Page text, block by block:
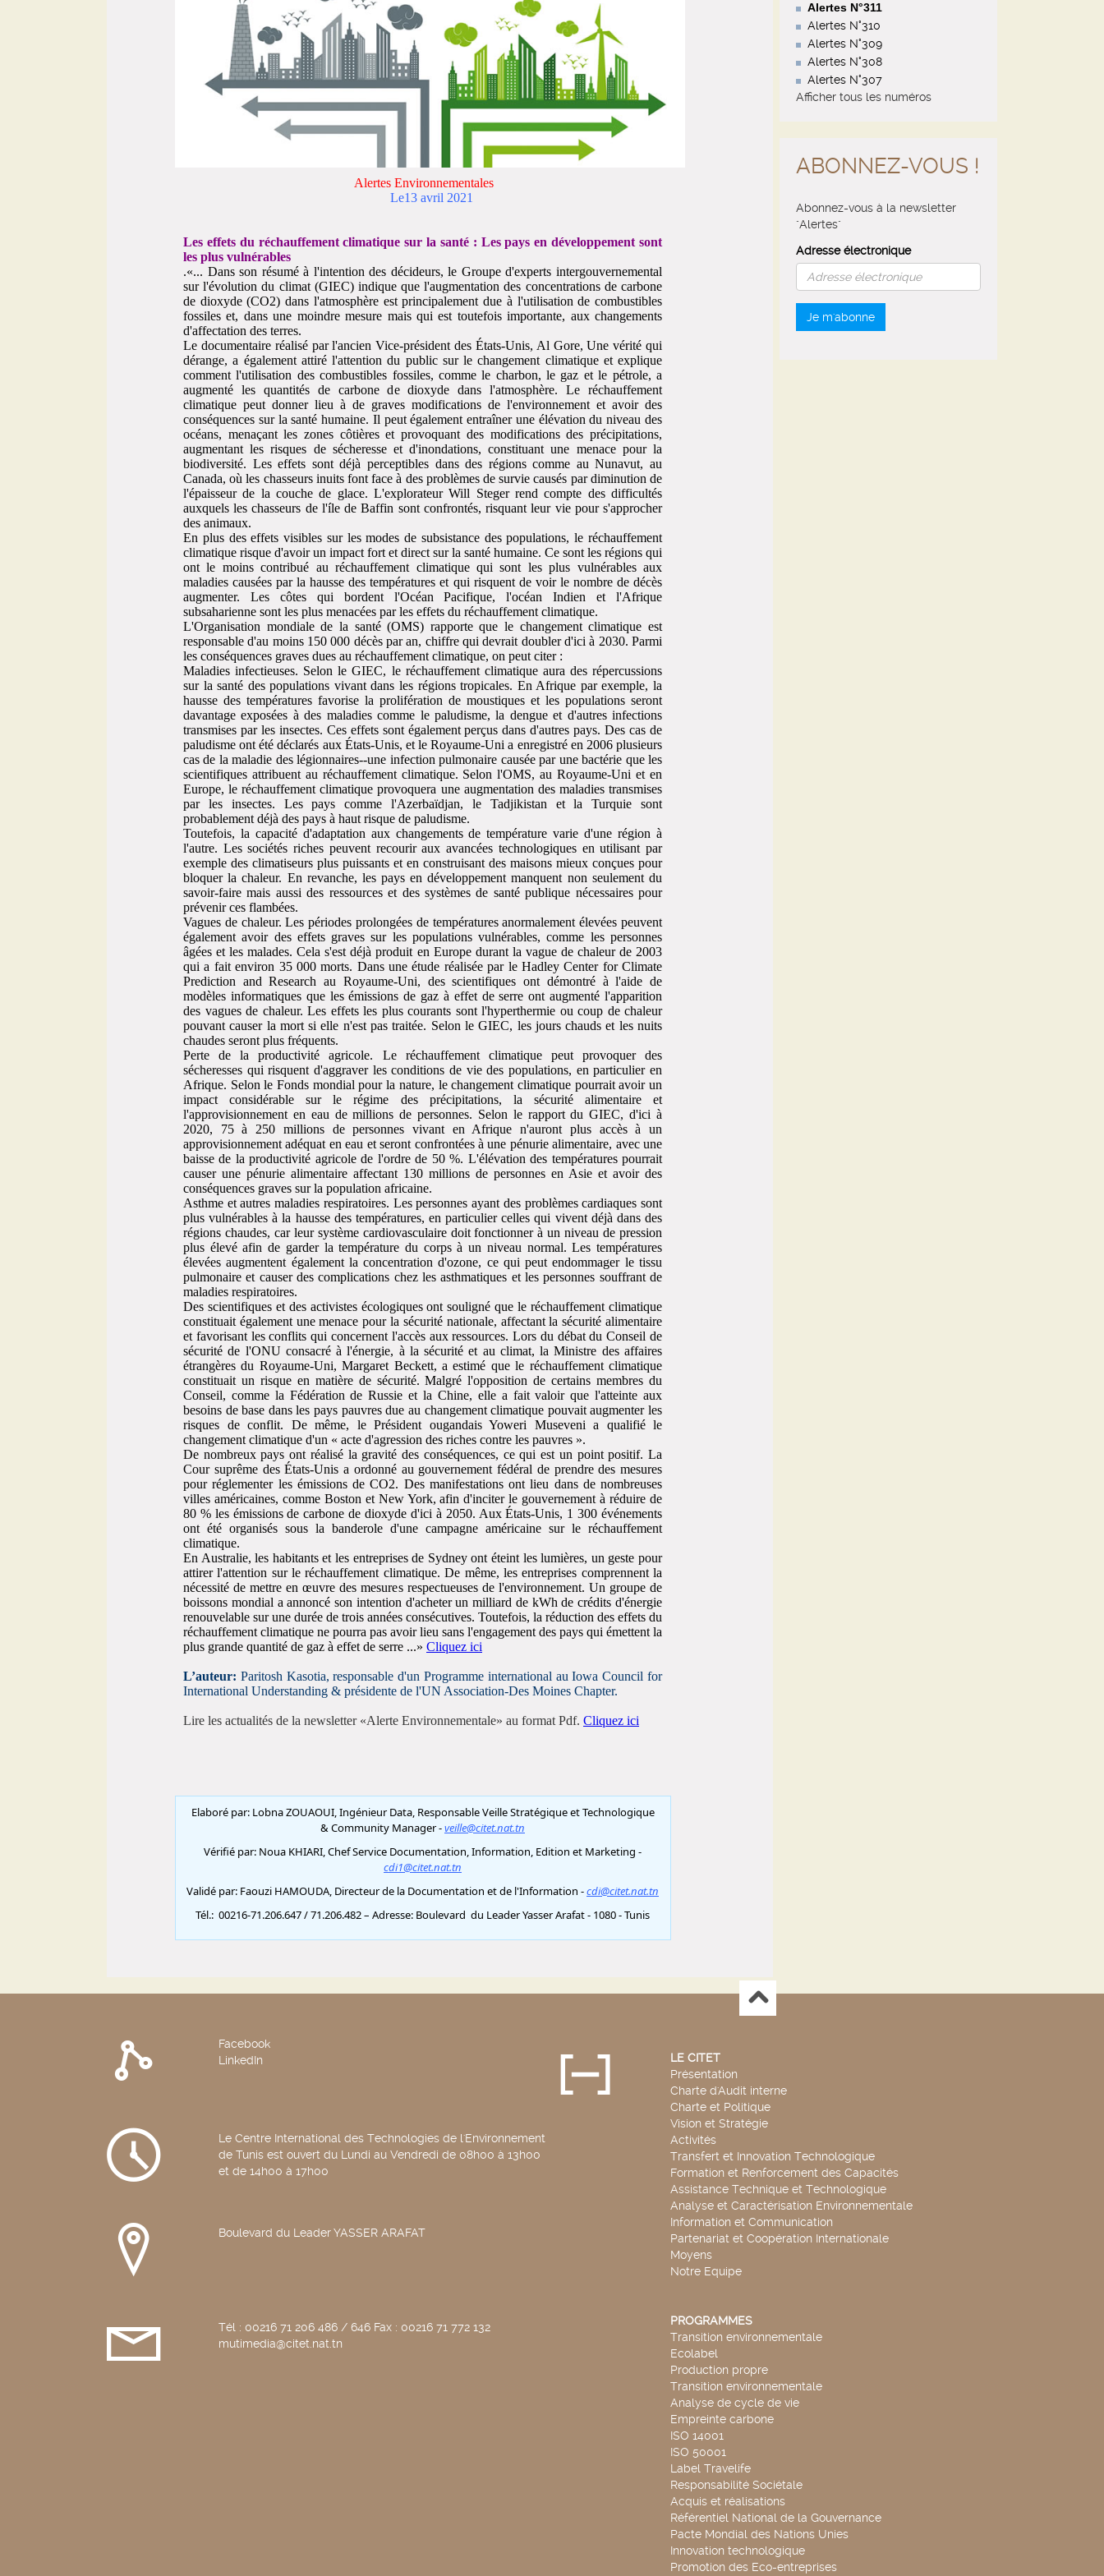
Alertes N°311
Alertes N°310
Alertes N°309
Alertes N°308
Alertes N°307
Afficher tous les numéros
ABONNEZ-VOUS !
Abonnez-vous à la newsletter
"Alertes"
Adresse électronique
Je m'abonne
Facebook
LinkedIn
Le Centre International des Technologies de l'Environnement
de Tunis est ouvert du Lundi au Vendredi de 08h00 à 13h00
et de 14h00 à 17h00
Boulevard du Leader YASSER ARAFAT
Tél : 00216 71 206 486 / 646 Fax : 00216 71 772 132
mutimedia@citet.nat.tn
LE CITET
Présentation
Charte d'Audit interne
Charte et Politique
Vision et Stratégie
Activités
Transfert et Innovation Technologique
Formation et Renforcement des Capacités
Assistance Technique et Technologique
Analyse et Caractérisation Environnementale
Information et Communication
Partenariat et Coopération Internationale
Moyens
Notre Equipe
PROGRAMMES
Transition environnementale
Ecolabel
Production propre
Transition environnementale
Analyse de cycle de vie
Empreinte carbone
ISO 14001
ISO 50001
Label Travelife
Responsabilité Sociétale
Acquis et réalisations
Référentiel National de la Gouvernance
Pacte Mondial des Nations Unies
Innovation technologique
Promotion des Eco-entreprises